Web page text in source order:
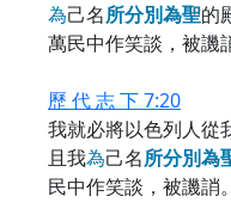
為己名所分別為聖的
萬民中作笑談，被譏
歷 代 志 下 7:20
我就必將以色列人從
且我為己名所分別為
民中作笑談，被譏誚。